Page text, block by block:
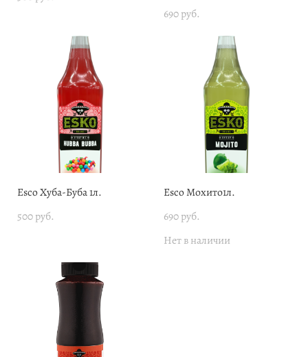
690 pуб.
Esco Хуба-Буба 1л.
500 pуб.
Esco Мохито1л.
690 pуб.
Нет в наличии